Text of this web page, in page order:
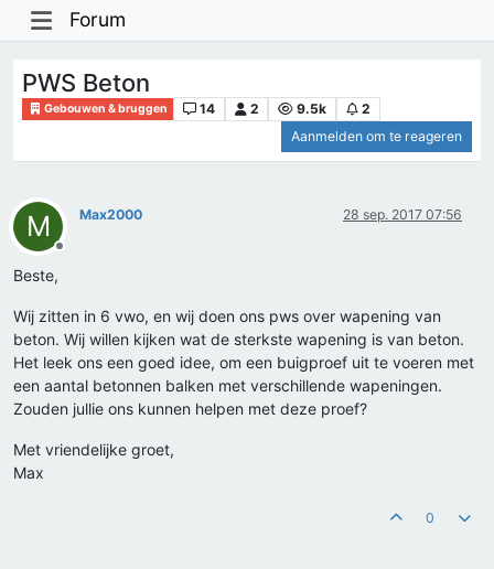
Forum
PWS Beton
Gebouwen & bruggen 14 2 9.5k
2
Aanmelden om te reageren
M
Offline
Max2000 28 sep. 2017 07:56
Beste,
Wij zitten in 6 vwo, en wij doen ons pws over wapening van
beton. Wij willen kijken wat de sterkste wapening is van beton.
Het leek ons een goed idee, om een buigproef uit te voeren met
een aantal betonnen balken met verschillende wapeningen.
Zouden jullie ons kunnen helpen met deze proef?
Met vriendelijke groet,
Max
0